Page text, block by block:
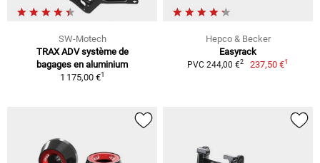
SW-Motech
TRAX ADV système de
bagages en aluminium
1 175,00 €1
Hepco & Becker
Easyrack
PVC 244,00 €2 237,50 €1